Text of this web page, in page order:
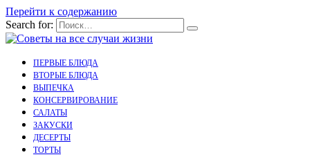
Перейти к содержанию
Search for:
ПЕРВЫЕ БЛЮДА
ВТОРЫЕ БЛЮДА
ВЫПЕЧКА
КОНСЕРВИРОВАНИЕ
САЛАТЫ
ЗАКУСКИ
ДЕСЕРТЫ
ТОРТЫ